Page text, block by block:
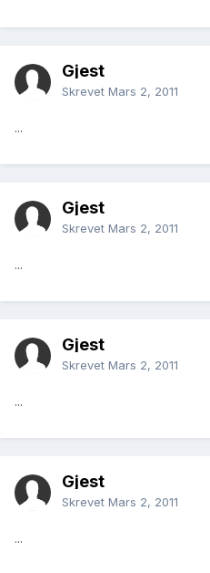
Gjest
Skrevet Mars 2, 2011
...
Gjest
Skrevet Mars 2, 2011
...
Gjest
Skrevet Mars 2, 2011
...
Gjest
Skrevet Mars 2, 2011
...